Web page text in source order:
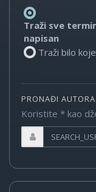
Traži sve
napisan
Traži bilo
PRONAĐI AUTORA:
Koristite * kao